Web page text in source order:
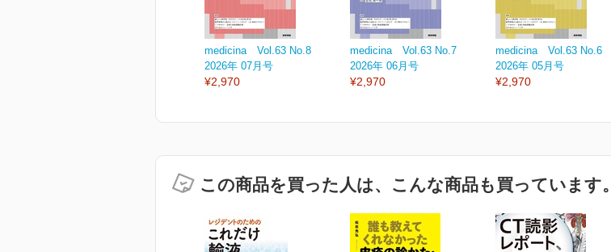
medicina Vol.63 No.8
2026年 07月号
¥2,970
medicina Vol.63 No.7
2026年 06月号
¥2,970
medicina Vol.63 No.6
2026年 05月号
¥2,970
この商品を買った人は、こんな商品も買っています。